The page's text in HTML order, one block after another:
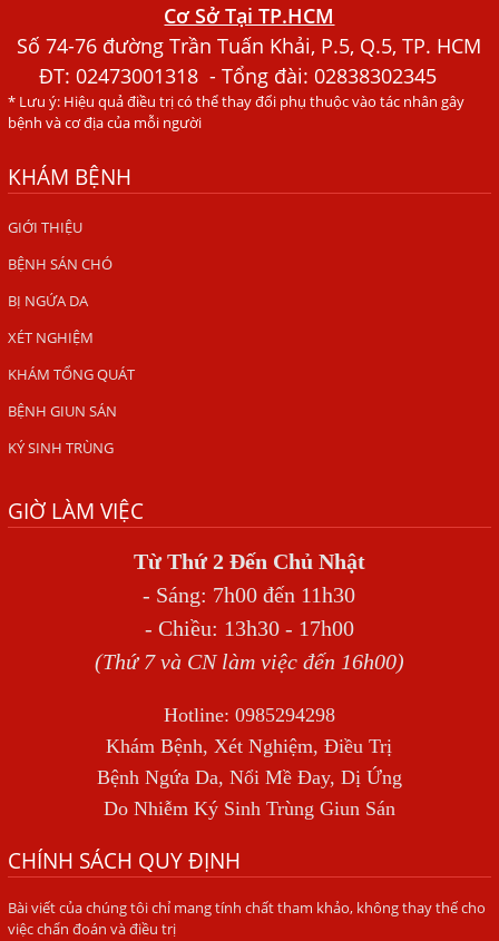
Người Đàn Ông Phát Ban Mẩn Đỏ Khắp Người, Sau Ba
Tháng Mới Tìm Ra Nguyên Nhân
Đau Mắt Đỏ, Nguyên Nhân Và Cách Điều Trị
HÀ NỘI – PHÁT BAN MẨN ĐỎ KHẮP NGƯỜI, ĐI KHÁM
Ăn hải sản sống, coi chừng nhiễm giun sán
TỔNG QUAN VỀ KÉM HẤP THU THỨC ĂN
HÀ NỘI – NHIỄM BA LOẠI KÝ SINH TRÙNG DO THÓI QUEN
ĂN MỘT MÓN ĂN SÁNG
ẤU TRÙNG SÁN CHÓ DI CHUYỂN QUA DA GÂY NGỨA
VIÊM DA ĐỒNG TIỀN
Tại sao khám bệnh viện da liễu nhiều năm không hết
SÁN TRONG NÃO GÂY RA CÁC TRIỆU CHỨNG NHƯ TÂM
Địa Chỉ Điều Trị Bệnh Sán Dây Uy Tín Tại Hà Nội
TỔNG QUAN VỀ NHIỄM GIUN LƯƠN
Đầu Hàng Vì Trị Nhiều Lần Không Khỏi
NHIỄM TRÙNG NÃO DO AMIP, VIÊM MÀNG NÃO DO AMIP
NGUYÊN PHÁT
Trị Bệnh Hôi Miệng Do Nhiễm Ký Sinh Trùng Giun Sán
Có Nên Quá Lo Lắng Khi Bị Ngứa Kéo Dài Do Nhiễm Giun
Đũa Chó Mèo?
Cơ Sở Tại TP.HCM
Số 74-76 đường Trần Tuấn Khải, P.5, Q.5, TP. HCM
ĐT:02473001318 - Tổng đài: 02838302345
* Lưu ý: Hiệu quả điều trị có thể thay đổi phụ thuộc vào tác nhân gây
bệnh và cơ địa của mỗi người
KHÁM BỆNH
GIỚI THIỆU
BỆNH SÁN CHÓ
BỊ NGỨA DA
XÉT NGHIỆM
KHÁM TỔNG QUÁT
BỆNH GIUN SÁN
KÝ SINH TRÙNG
GIỜ LÀM VIỆC
Từ Thứ 2 Đến Chủ Nhật
- Sáng: 7h00 đến 11h30
- Chiều: 13h30 - 17h00
(Thứ 7 và CN làm việc đến 16h00)
Hotline: 0985294298
Khám Bệnh, Xét Nghiệm, Điều Trị
Bệnh Ngứa Da, Nổi Mề Đay, Dị Ứng
Do Nhiễm Ký Sinh Trùng Giun Sán
CHÍNH SÁCH QUY ĐỊNH
Bài viết của chúng tôi chỉ mang tính chất tham khảo, không thay thế cho
việc chẩn đoán và điều trị